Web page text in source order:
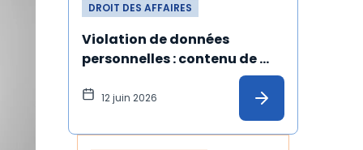
DROIT DES AFFAIRES
Violation de données
personnelles : contenu de
communiquer à la personne
12 juin 2026